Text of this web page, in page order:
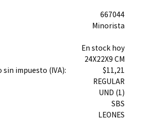
667044
Minorista
En stock hoy
24X22X9 CM
impuesto (IVA):
$11,21
REGULAR
UND (1)
SBS
LEONES